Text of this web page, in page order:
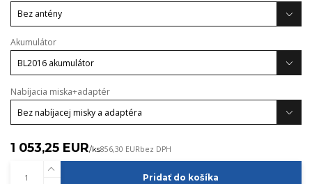
Akumulátor
Nabíjacia miska+adaptér
1 053,25 EUR/ks856,30 EURbez DPH
Pridať do košíka